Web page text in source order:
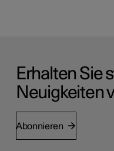
Erhalten Sie
Neuigkeiten
Abonnieren